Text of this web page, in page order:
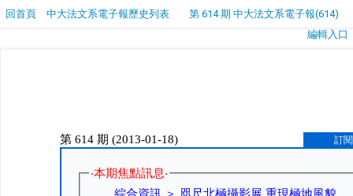
回首頁 中大法文系電子報歷史列表
第 614 期 中大法文系電子報(614)
編輯入口